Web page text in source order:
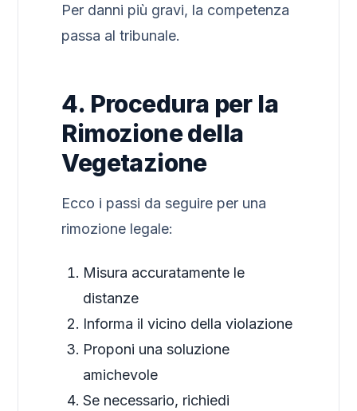
Per danni più gravi, la competenza
passa al tribunale.
4. Procedura per la
Rimozione della
Vegetazione
Ecco i passi da seguire per una
rimozione legale:
Misura accuratamente le
distanze
Informa il vicino della violazione
Proponi una soluzione
amichevole
Se necessario, richiedi